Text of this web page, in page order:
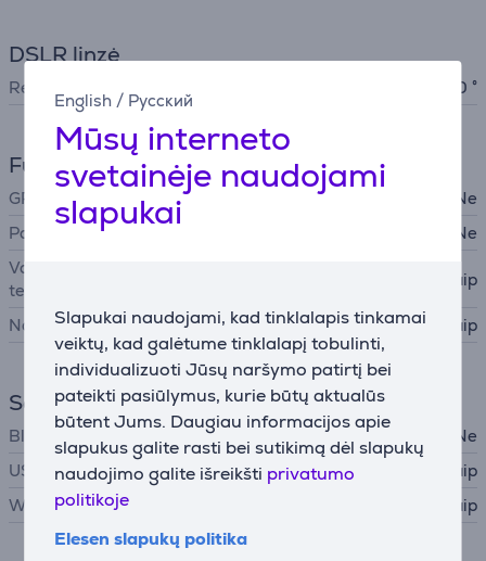
English / Русский
Mūsų interneto
svetainėje naudojami
slapukai
Slapukai naudojami, kad tinklalapis tinkamai
veiktų, kad galėtume tinklalapį tobulinti,
individualizuoti Jūsų naršymo patirtį bei
pateikti pasiūlymus, kurie būtų aktualūs
būtent Jums. Daugiau informacijos apie
slapukus galite rasti bei sutikimą dėl slapukų
naudojimo galite išreikšti privatumo
politikoje
Elesen slapukų politika
DSLR linzė
Regėjimo kampas 130 °
Funkcijos
GPS
Ne
Parkavimo režimas
Ne
Valdymas išmaniuoju
telefonu
Taip
Naktinis režimas Taip
Sąsajos
Bluetooth
Ne
USB-C
Taip
WiFi
Taip